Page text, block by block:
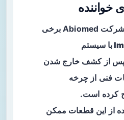
خواننده
شرکت Abiomed برخی
Impella CP Sets با سیستم
از کشف خارج شدن
فنی از چرخه
کرده است.
از این قطعات ممکن